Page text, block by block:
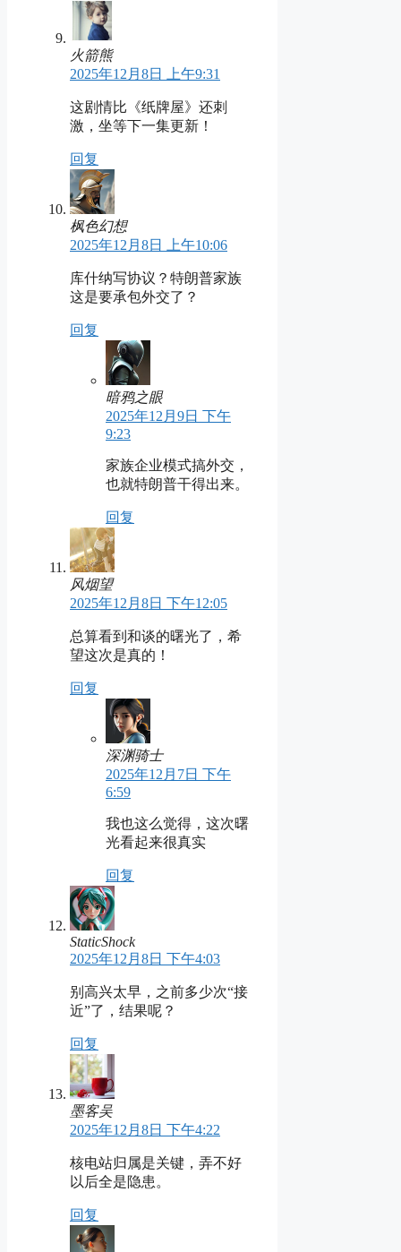
火箭熊
2025年12月8日 上午9:31
这剧情比《纸牌屋》还刺
激，坐等下一集更新！
回复
枫色幻想
2025年12月8日 上午10:06
库什纳写协议？特朗普家族
这是要承包外交了？
回复
暗鸦之眼
2025年12月9日 下午
9:23
家族企业模式搞外交，
也就特朗普干得出来。
回复
风烟望
2025年12月8日 下午12:05
总算看到和谈的曙光了，希
望这次是真的！
回复
深渊骑士
2025年12月7日 下午
6:59
我也这么觉得，这次曙
光看起来很真实
回复
StaticShock
2025年12月8日 下午4:03
别高兴太早，之前多少次“接
近”了，结果呢？
回复
墨客吴
2025年12月8日 下午4:22
核电站归属是关键，弄不好
以后全是隐患。
回复